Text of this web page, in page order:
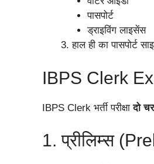
पासपोर्ट
ड्राइविंग लाइसेंस
हाल ही का पासपोर्ट
IBPS Clerk
IBPS Clerk भर्ती परीक्षादो
1. प्रीलिम्स